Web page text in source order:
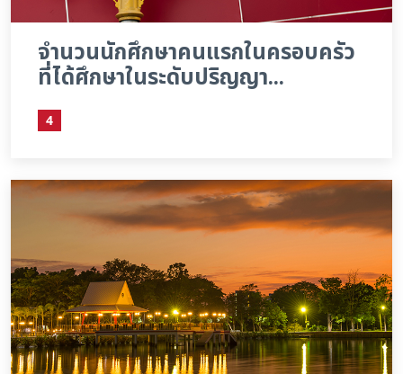
จำนวนนักศึกษาคนแรกในครอบครัว
ที่ได้ศึกษาในระดับปริญญา...
4